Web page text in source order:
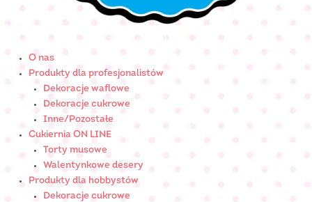
O nas
Produkty dla profesjonalistów
Dekoracje waflowe
Dekoracje cukrowe
Inne/Pozostałe
Cukiernia ON LINE
Torty musowe
Walentynkowe desery
Produkty dla hobbystów
Dekoracje cukrowe